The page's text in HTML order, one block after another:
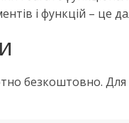
і функцій – це
безкоштовно.